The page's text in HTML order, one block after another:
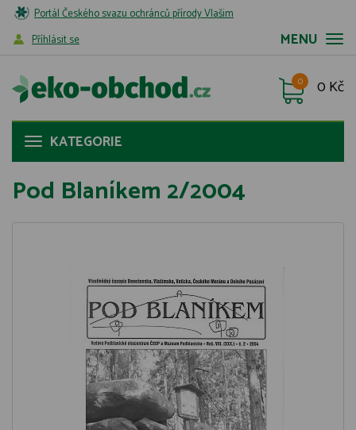
Portál Českého svazu ochránců přírody Vlašim
MENU
Příhlásit se
0 Kč
0
KATEGORIE
Pod Blaníkem 2/2004